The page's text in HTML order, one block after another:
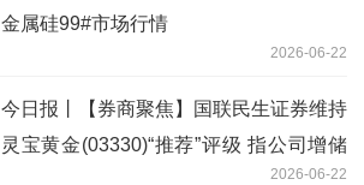
金属硅99#市场行情
2026-06-22
今日报丨【券商聚焦】国联民生证券维持
灵宝黄金(03330)“推荐”评级 指公司增储
2026-06-22